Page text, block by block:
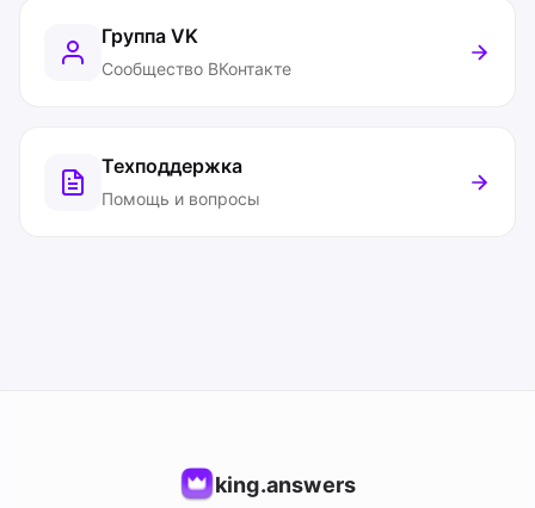
Группа VK
Сообщество ВКонтакте
Техподдержка
Помощь и вопросы
king.answers